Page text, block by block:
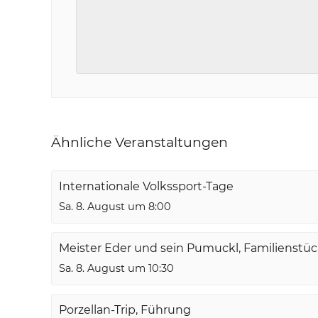
Ähnliche Veranstaltungen
Internationale Volkssport-Tage
Sa. 8. August um 8:00
Meister Eder und sein Pumuckl,
Sa. 8. August um 10:30
Porzellan-Trip, Führung